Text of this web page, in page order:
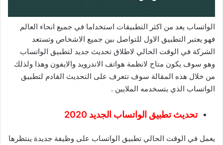
الواتساب يعد من اكثر التطبيقات استخداما في جميع انحاء العالم
فهو يعتبر التطبيق الاول للتواصل بين جميع الاشخاص وتستعد
الشركة في الوقت الحالي لاطلاق تحديث جديد لتطبيق الواتساب
وهو سوف يكون متاح لانظمة هواتف الاندرويد والايفون وهذا ولذلك
من خلال هذه المقالة سوف تتعرف على التحديث القادم لتطبيق
الواتساب الذي يتسخدمه الملايين .
تحديث تطبيق الواتساب الجديد 2020
يعمل في الوقت الحالي تطبيق الواتساب على وظيفة جديدة ينتظرها